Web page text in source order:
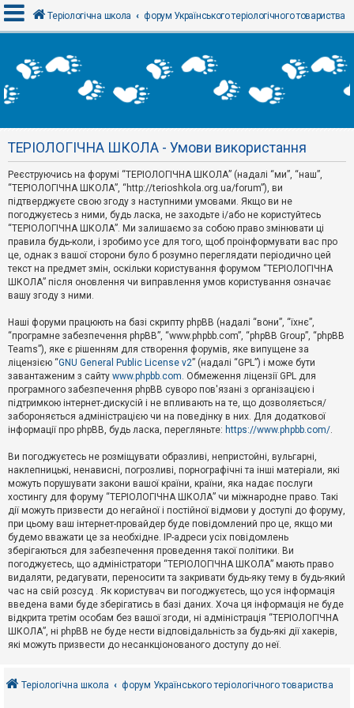
х
і
Р
є
с
т
р
а
ц
я
Т
м
и
б
е
з
в
і
д
п
о
в
д
й
А
к
т
и
в
н
т
е
м
и
о
Теріологічна школа форум Українського теріологічного товариства
ТЕРІОЛОГІЧНА ШКОЛА - Умови використання
Реєструючись на форумі “ТЕРІОЛОГІЧНА ШКОЛА” (надалі “ми”, “наш”,
“ТЕРІОЛОГІЧНА ШКОЛА”, “http://terioshkola.org.ua/forum”), ви
підтверджуєте свою згоду з наступними умовами. Якщо ви не
погоджуєтесь з ними, будь ласка, не заходьте і/або не користуйтесь
“ТЕРІОЛОГІЧНА ШКОЛА”. Ми залишаємо за собою право змінювати ці
правила будь-коли, і зробимо усе для того, щоб проінформувати вас про
це, однак з вашої сторони було б розумно переглядати періодично цей
текст на предмет змін, оскільки користування форумом “ТЕРІОЛОГІЧНА
ШКОЛА” після оновлення чи виправлення умов користування означає
вашу згоду з ними.
Наші форуми працюють на базі скрипту phpBB (надалі “вони”, “їхнє”,
“програмне забезпечення phpBB”, “www.phpbb.com”, “phpBB Group”, “phpBB
Teams”), яке є рішенням для створення форумів, яке випущене за
ліцензією “GNU General Public License v2” (надалі “GPL”) і може бути
завантаженим з сайту www.phpbb.com. Обмеження ліцензії GPL для
програмного забезпечення phpBB суворо пов'язані з організацією і
підтримкою інтернет-дискусій і не впливають на те, що дозволяється/
забороняється адміністрацією чи на поведінку в них. Для додаткової
інформації про phpBB, будь ласка, перегляньте: https://www.phpbb.com/.
Ви погоджуєтесь не розміщувати образливі, непристойні, вульгарні,
наклепницькі, ненависні, погрозливі, порнографічні та інші матеріали, які
можуть порушувати закони вашої країни, країни, яка надає послуги
хостингу для форуму “ТЕРІОЛОГІЧНА ШКОЛА” чи міжнародне право. Такі
дії можуть призвести до негайної і постійної відмови у доступі до форуму,
при цьому ваш інтернет-провайдер буде повідомлений про це, якщо ми
будемо вважати це за необхідне. IP-адреси усіх повідомлень
зберігаються для забезпечення проведення такої політики. Ви
погоджуєтесь, що адміністратори “ТЕРІОЛОГІЧНА ШКОЛА” мають право
видаляти, редагувати, переносити та закривати будь-яку тему в будь-який
час на свій розсуд . Як користувач ви погоджуєтесь, що уся інформація
введена вами буде зберігатись в базі даних. Хоча ця інформація не буде
відкрита третім особам без вашої згоди, ні адміністрація “ТЕРІОЛОГІЧНА
ШКОЛА”, ні phpBB не буде нести відповідальність за будь-які дії хакерів,
які можуть призвести до несанкціонованого доступу до неї.
Теріологічна школа форум Українського теріологічного товариства